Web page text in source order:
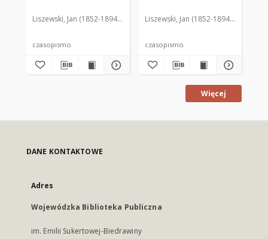
Liszewski, Jan (1852-1894). Red.
czasopismo
Liszewski, Jan (1852-1894). Red.
czasopismo
Więcej
DANE KONTAKTOWE
Adres
Wojewódzka Biblioteka Publiczna
im. Emilii Sukertowej-Biedrawiny